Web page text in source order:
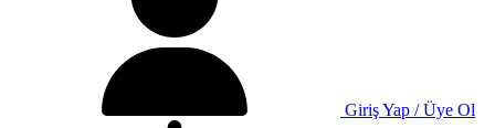
Giriş Yap / Üye Ol